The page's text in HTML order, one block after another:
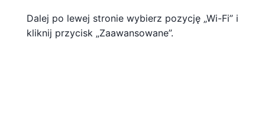
Dalej po lewej stronie wybierz pozycję „Wi-Fi” i
kliknij przycisk „Zaawansowane”.